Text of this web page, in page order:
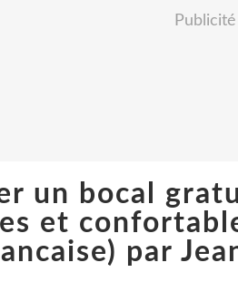
Publicité
un bocal
et
par